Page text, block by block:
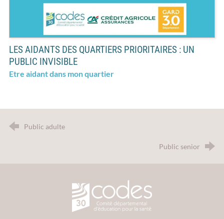
LES AIDANTS DES QUARTIERS PRIORITAIRES : UN
PUBLIC INVISIBLE
Etre aidant dans mon quartier
Public adulte
Public senior
CODES 30 - Comité